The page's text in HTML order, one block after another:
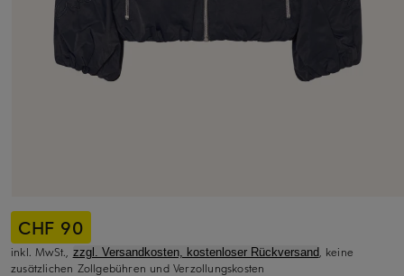
CHF 90
inkl. MwSt., zzgl. Versandkosten, kostenloser Rückversand, keine
zusätzlichen Zollgebühren und Verzollungskosten